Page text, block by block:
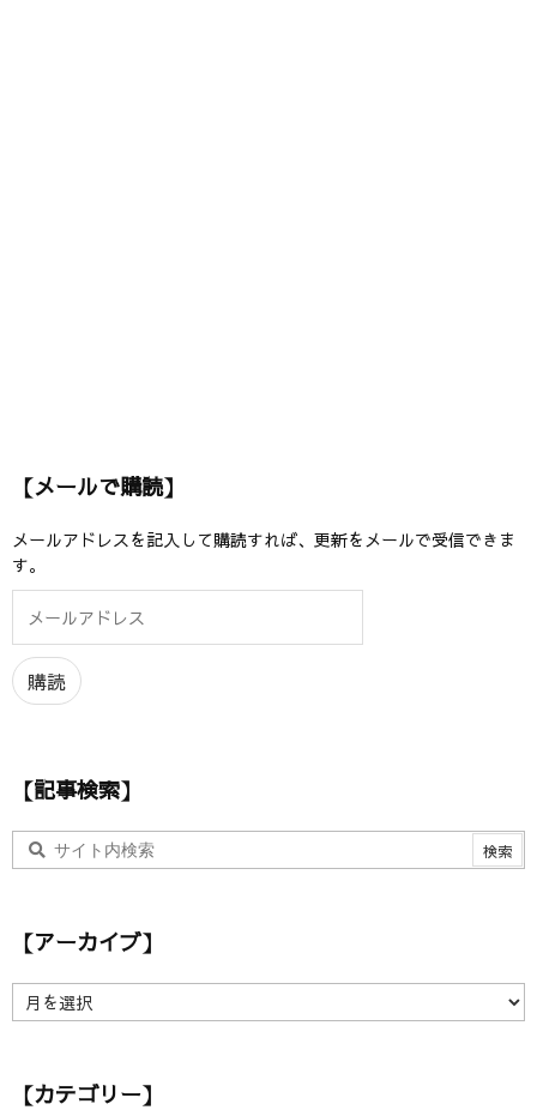
【メールで購読】
メールアドレスを記入して購読すれば、更新をメールで受信できま
す。
ル
ア
ド
購読
【記事検索】
【アーカイブ】
ア
イ【カテゴリー】